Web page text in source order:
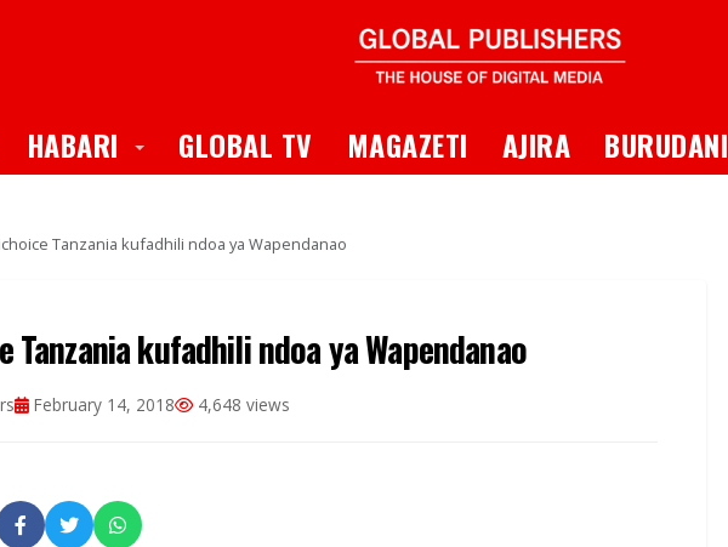
HABARI Toggle Dropdown
GLOBAL TV MAGAZETI AJIRA BURUDANI
Tanzania kufadhili ndoa ya Wapendanao
Tanzania kufadhili ndoa ya Wapendanao
February 14, 2018 4,648 views